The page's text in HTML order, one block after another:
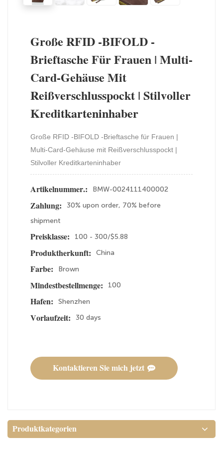
Große RFID -BIFOLD -
Brieftasche Für Frauen | Multi-
Card-Gehäuse Mit
Reißverschlusspockt | Stilvoller
Kreditkarteninhaber
Große RFID -BIFOLD -Brieftasche für Frauen |
Multi-Card-Gehäuse mit Reißverschlusspockt |
Stilvoller Kreditkarteninhaber
Artikelnummer.:
BMW-0024111400002
Zahlung:
30% upon order, 70% before
shipment
Preisklasse:
100 - 300/$5.88
Produktherkunft:
China
Farbe:
Brown
Mindestbestellmenge:
100
Hafen:
Shenzhen
Vorlaufzeit:
30 days
Kontaktieren Sie mich jetzt
Produktkategorien